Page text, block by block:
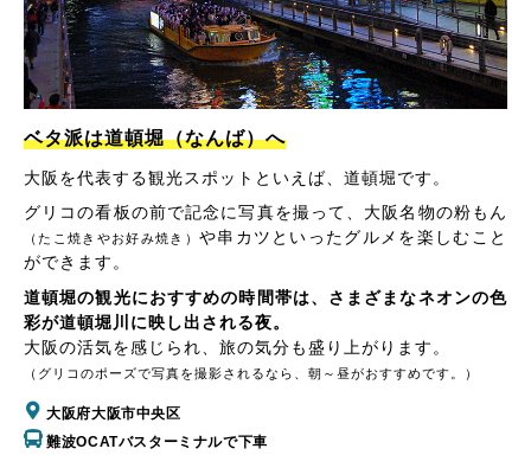
ベタ派は道頓堀（なんば）へ
大阪を代表する観光スポットといえば、道頓堀です。
グリコの看板の前で記念に写真を撮って、大阪名物の粉もん
（たこ焼きやお好み焼き） や串カツといったグルメを楽しむこと
ができます。
道頓堀の観光におすすめの時間帯は、さまざまなネオンの色
彩が道頓堀川に映し出される夜。
大阪の活気を感じられ、旅の気分も盛り上がります。
（グリコのポーズで写真を撮影されるなら、朝～昼がおすすめです。）
大阪府大阪市中央区
難波OCATバスターミナルで下車